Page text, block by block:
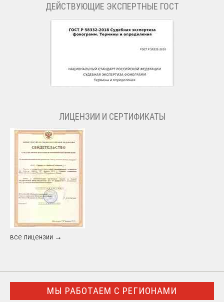
ДЕЙСТВУЮЩИЕ ЭКСПЕРТНЫЕ ГОСТ
ЛИЦЕНЗИИ И СЕРТИФИКАТЫ
все лицензии →
МЫ РАБОТАЕМ С РЕГИОНАМИ